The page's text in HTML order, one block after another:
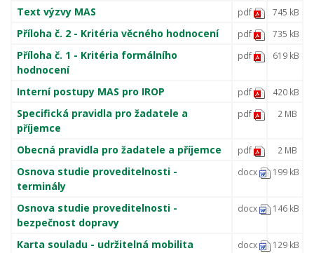
Text výzvy MAS pdf 745 kB
Příloha č. 2 - Kritéria věcného hodnocení pdf 735 kB
Příloha č. 1 - Kritéria formálního
hodnocení
pdf 619 kB
Interní postupy MAS pro IROP pdf 420 kB
Specifická pravidla pro žadatele a
příjemce
pdf 2 MB
Obecná pravidla pro žadatele a příjemce pdf 2 MB
Osnova studie proveditelnosti -
terminály
docx 199 kB
Osnova studie proveditelnosti -
bezpečnost dopravy
docx 146 kB
Karta souladu - udržitelná mobilita docx 129 kB